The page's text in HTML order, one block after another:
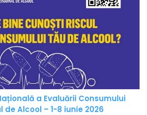
a Evaluării Consumului
de Alcool – 1-8 iunie 2026